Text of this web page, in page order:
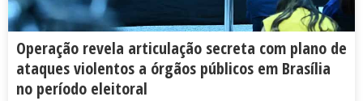
Operação revela articulação secreta com plano de
ataques violentos a órgãos públicos em Brasília
no período eleitoral